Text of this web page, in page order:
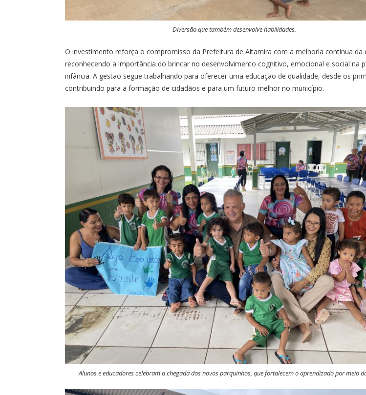
Diversão que também desenvolve habilidades.
O investimento reforça o compromisso da Prefeitura de Altamira com a melhoria contínua da
reconhecendo a importância do brincar no desenvolvimento cognitivo, emocional e social na
infância. A gestão segue trabalhando para oferecer uma educação de qualidade, desde os
contribuindo para a formação de cidadãos e para um futuro melhor no município.
Alunos e educadores celebram a chegada dos novos parquinhos, que fortalecem o aprendizado por meio